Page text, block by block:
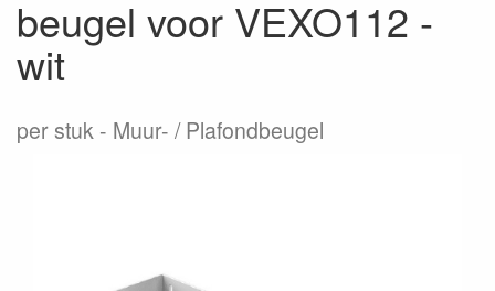
beugel voor VEXO112 -
wit
per stuk Muur- / Plafondbeugel